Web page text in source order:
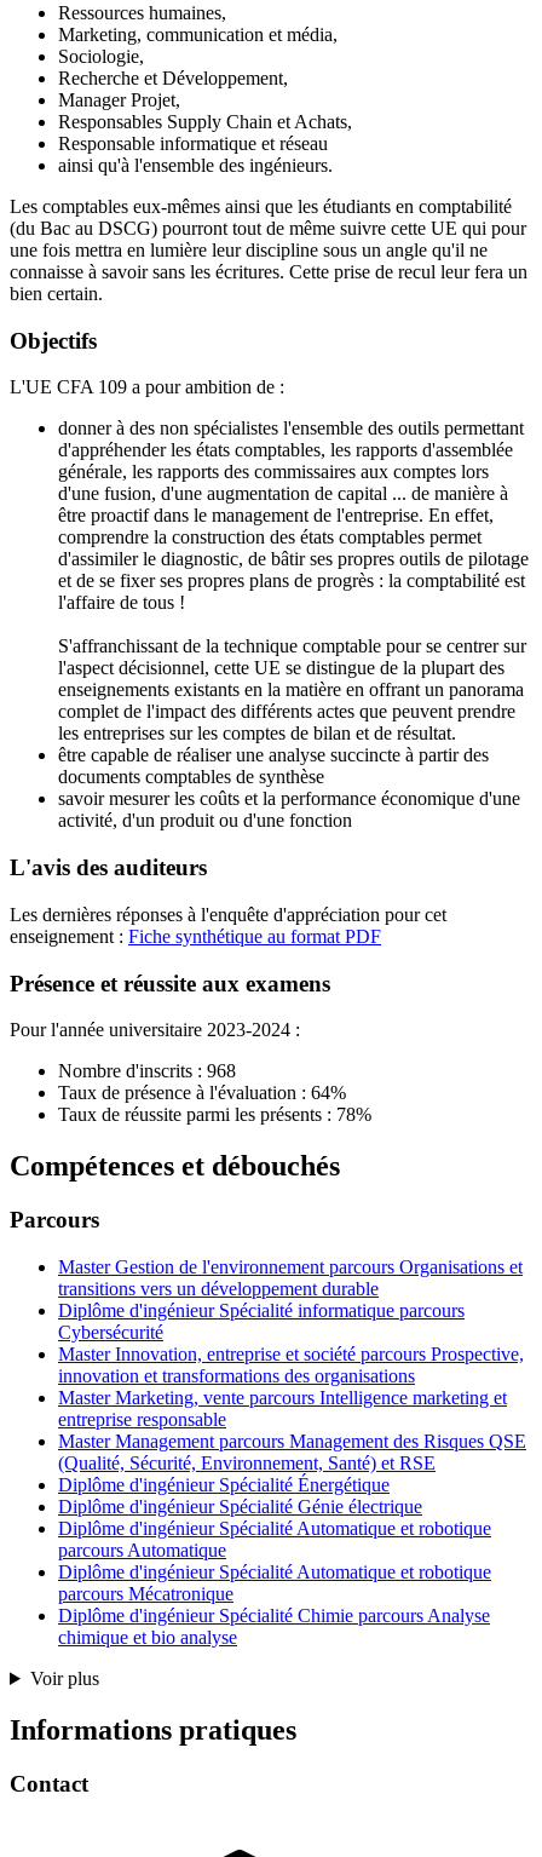
Ressources humaines,
Marketing, communication et média,
Sociologie,
Recherche et Développement,
Manager Projet,
Responsables Supply Chain et Achats,
Responsable informatique et réseau
ainsi qu'à l'ensemble des ingénieurs.
Les comptables eux-mêmes ainsi que les étudiants en comptabilité
(du Bac au DSCG) pourront tout de même suivre cette UE qui pour
une fois mettra en lumière leur discipline sous un angle qu'il ne
connaisse à savoir sans les écritures. Cette prise de recul leur fera un
bien certain.
Objectifs
L'UE CFA 109 a pour ambition de :
donner à des non spécialistes l'ensemble des outils permettant
d'appréhender les états comptables, les rapports d'assemblée
générale, les rapports des commissaires aux comptes lors
d'une fusion, d'une augmentation de capital ... de manière à
être proactif dans le management de l'entreprise. En effet,
comprendre la construction des états comptables permet
d'assimiler le diagnostic, de bâtir ses propres outils de pilotage
et de se fixer ses propres plans de progrès : la comptabilité est
l'affaire de tous !
S'affranchissant de la technique comptable pour se centrer sur
l'aspect décisionnel, cette UE se distingue de la plupart des
enseignements existants en la matière en offrant un panorama
complet de l'impact des différents actes que peuvent prendre
les entreprises sur les comptes de bilan et de résultat.
être capable de réaliser une analyse succincte à partir des
documents comptables de synthèse
savoir mesurer les coûts et la performance économique d'une
activité, d'un produit ou d'une fonction
L'avis des auditeurs
Les dernières réponses à l'enquête d'appréciation pour cet
enseignement : Fiche synthétique au format PDF
Présence et réussite aux examens
Pour l'année universitaire 2023-2024 :
Nombre d'inscrits : 968
Taux de présence à l'évaluation : 64%
Taux de réussite parmi les présents : 78%
Compétences et débouchés
Parcours
Master Gestion de l'environnement parcours Organisations et
transitions vers un développement durable
Diplôme d'ingénieur Spécialité informatique parcours
Cybersécurité
Master Innovation, entreprise et société parcours Prospective,
innovation et transformations des organisations
Master Marketing, vente parcours Intelligence marketing et
entreprise responsable
Master Management parcours Management des Risques QSE
(Qualité, Sécurité, Environnement, Santé) et RSE
Diplôme d'ingénieur Spécialité Énergétique
Diplôme d'ingénieur Spécialité Génie électrique
Diplôme d'ingénieur Spécialité Automatique et robotique
parcours Automatique
Diplôme d'ingénieur Spécialité Automatique et robotique
parcours Mécatronique
Diplôme d'ingénieur Spécialité Chimie parcours Analyse
chimique et bio analyse
Voir plus
Informations pratiques
Contact